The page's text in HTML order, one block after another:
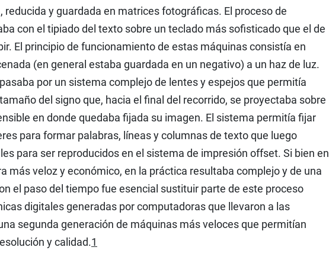
reducida y guardada en matrices fotográficas. El proceso de
con el tipiado del texto sobre un teclado más sofisticado que el de
El principio de funcionamiento de estas máquinas consistía en
(en general estaba guardada en un negativo) a un haz de luz.
por un sistema complejo de lentes y espejos que permitía
del signo que, hacia el final del recorrido, se proyectaba sobre
en donde quedaba fijada su imagen. El sistema permitía fijar
para formar palabras, líneas y columnas de texto que luego
para ser reproducidos en el sistema de impresión offset. Si bien en
más veloz y económico, en la práctica resultaba complejo y de una
el paso del tiempo fue esencial sustituir parte de este proceso
digitales generadas por computadoras que llevaron a las
segunda generación de máquinas más veloces que permitían
y calidad.1